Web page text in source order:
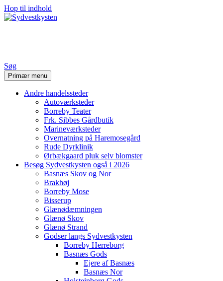
Hop til indhold
Søg
Primær menu
Andre handelssteder
Autoværksteder
Borreby Teater
Frk. Sibbes Gårdbutik
Marineværksteder
Overnatning på Haremosegård
Rude Dyrklinik
Ørbækgaard pluk selv blomster
Besøg Sydvestkysten også i 2026
Basnæs Skov og Nor
Brakhøj
Borreby Mose
Bisserup
Glænødæmningen
Glænø Skov
Glænø Strand
Godser langs Sydvestkysten
Borreby Herreborg
Basnæs Gods
Ejere af Basnæs
Basnæs Nor